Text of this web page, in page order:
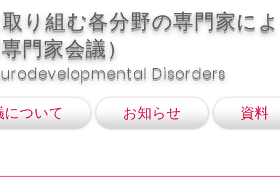
り組む各分野の専門家に
門家会議）
Disorders
について お知らせ 資料